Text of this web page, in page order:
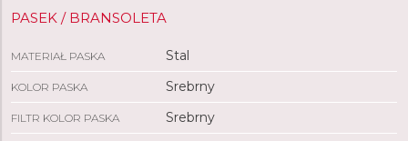
PASEK / BRANSOLETA
MATERIAŁ PASKA Stal
KOLOR PASKA Srebrny
FILTR KOLOR PASKA Srebrny